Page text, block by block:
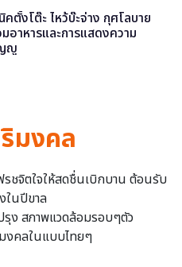
คตั้งโต๊ะ ไหว้บ๊ะจ่าง กุศโลบาย
อาหารและการแสดงความ
ญู
มงคล
ชจิตใจให้สดชื่นเบิกบาน ต้อนรับ
ในปีขาล
ง สภาพแวดล้อมรอบๆตัว
งคลในแบบไทยๆ